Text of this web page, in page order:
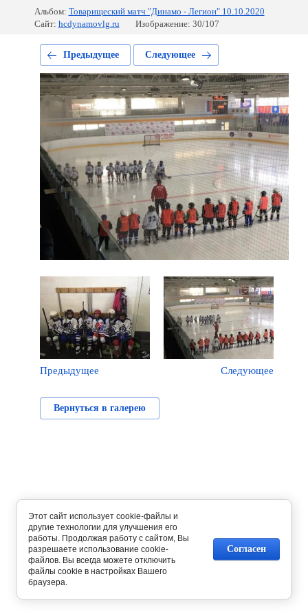
Альбом: Товарищеский матч "Динамо - Легион" 10.10.2020
Сайт: hcdynamovlg.ru Изображение: 30/107
Предыдущее Следующее
Предыдущее Следующее
Вернуться в галерею
Этот сайт использует cookie-файлы и
другие технологии для улучшения его
работы. Продолжая работу с сайтом, Вы
разрешаете использование cookie-
файлов. Вы всегда можете отключить
файлы cookie в настройках Вашего
браузера.
Согласен